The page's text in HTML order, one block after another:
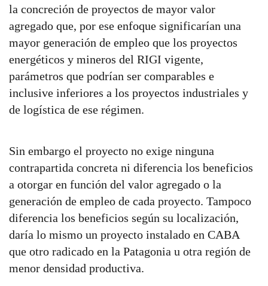
la concreción de proyectos de mayor valor
agregado que, por ese enfoque significarían una
mayor generación de empleo que los proyectos
energéticos y mineros del RIGI vigente,
parámetros que podrían ser comparables e
inclusive inferiores a los proyectos industriales y
de logística de ese régimen.
Sin embargo el proyecto no exige ninguna
contrapartida concreta ni diferencia los beneficios
a otorgar en función del valor agregado o la
generación de empleo de cada proyecto. Tampoco
diferencia los beneficios según su localización,
daría lo mismo un proyecto instalado en CABA
que otro radicado en la Patagonia u otra región de
menor densidad productiva.